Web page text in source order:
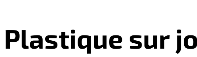
Plastique sur